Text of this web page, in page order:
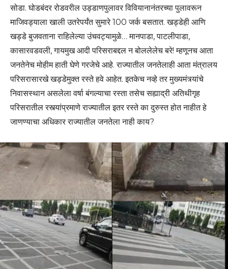
सोडा. घोडबंदर रोडवरील उड्डाणपुलावर विवियानानंतरच्या पुलावरून
माजिवड्याला खाली उतरेपर्यंत सुमारे 100 जर्क बसतात. खड्डेही आणि
खड्डे बुजवताना राहिलेल्या उंचवट्यामुळे… मानपाडा, पाटलीपाडा,
कासारवडवली, गायमुख आदी परिसराबद्दल न बोललेलेच बरे! म्हणूनच आता
जनतेनेच मोहीम हाती घेणे गरजेचे आहे. राज्यातील जनतेलाही आता मंत्रालय
परिसरासारखे खड्डेमुक्त रस्ते हवे आहेत. इतकेच नव्हे तर मुख्यमंत्र्यांचे
निवासस्थान असलेला वर्षा बंगल्याचा रस्ता तसेच सह्याद्री अतिथीगृह
परिसरातील रस्त्यांप्रमाणे राज्यातील इतर रस्ते का दुरुस्त होत नाहीत हे
जाणण्याचा अधिकार राज्यातील जनतेला नाही काय?